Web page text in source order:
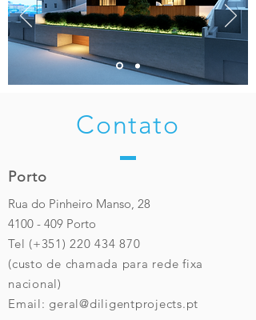
Contato
Porto
Rua do Pinheiro Manso, 28
4100 - 409 Porto
Tel (+351)220 434 870
(custo de chamada para rede fixa
nacional)
Email: geral@diligentprojects.pt